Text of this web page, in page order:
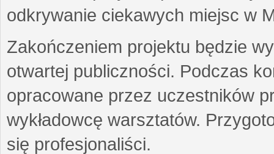
odkrywanie ciekawych miejsc w
Zakończeniem projektu będzie
otwartej publiczności. Podczas
opracowane przez uczestników
wykładowcę warsztatów.
się profesjonaliści.